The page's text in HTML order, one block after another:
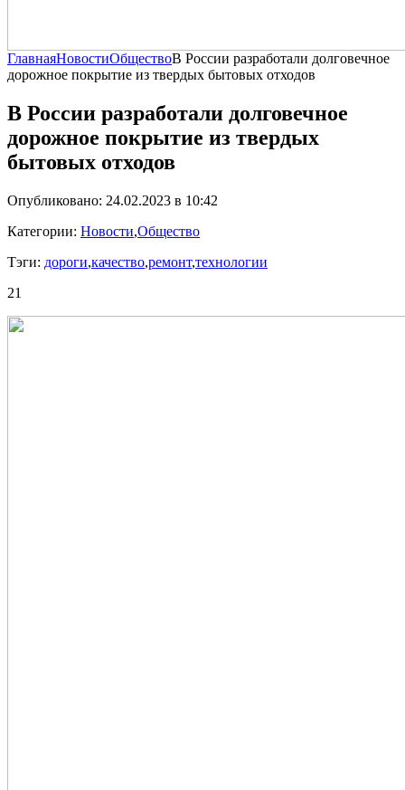
ГлавнаяНовостиОбществоВ России разработали долговечное
дорожное покрытие из твердых бытовых отходов
В России разработали долговечное
дорожное покрытие из твердых
бытовых отходов
Опубликовано: 24.02.2023 в 10:42
Категории: Новости,Общество
Тэги: дороги,качество,ремонт,технологии
21